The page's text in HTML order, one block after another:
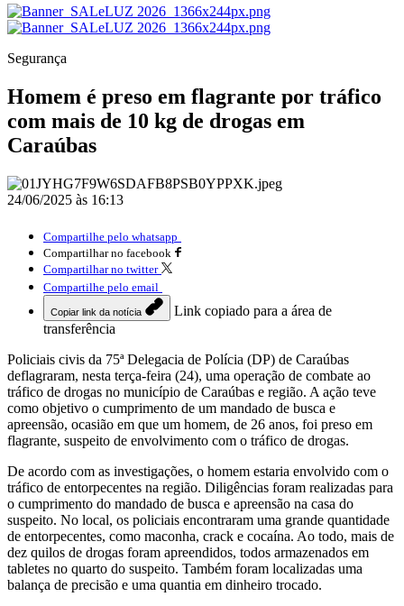
Segurança
Homem é preso em flagrante por tráfico
com mais de 10 kg de drogas em
Caraúbas
24/06/2025 às 16:13
Compartilhe pelo whatsapp
Compartilhar no facebook
Compartilhar no twitter
Compartilhe pelo email
Copiar link da notícia
Link copiado para a área de
transferência
Policiais civis da 75ª Delegacia de Polícia (DP) de Caraúbas
deflagraram, nesta terça-feira (24), uma operação de combate ao
tráfico de drogas no município de Caraúbas e região. A ação teve
como objetivo o cumprimento de um mandado de busca e
apreensão, ocasião em que um homem, de 26 anos, foi preso em
flagrante, suspeito de envolvimento com o tráfico de drogas.
De acordo com as investigações, o homem estaria envolvido com o
tráfico de entorpecentes na região. Diligências foram realizadas para
o cumprimento do mandado de busca e apreensão na casa do
suspeito. No local, os policiais encontraram uma grande quantidade
de entorpecentes, como maconha, crack e cocaína. Ao todo, mais de
dez quilos de drogas foram apreendidos, todos armazenados em
tabletes no quarto do suspeito. Também foram localizadas uma
balança de precisão e uma quantia em dinheiro trocado.